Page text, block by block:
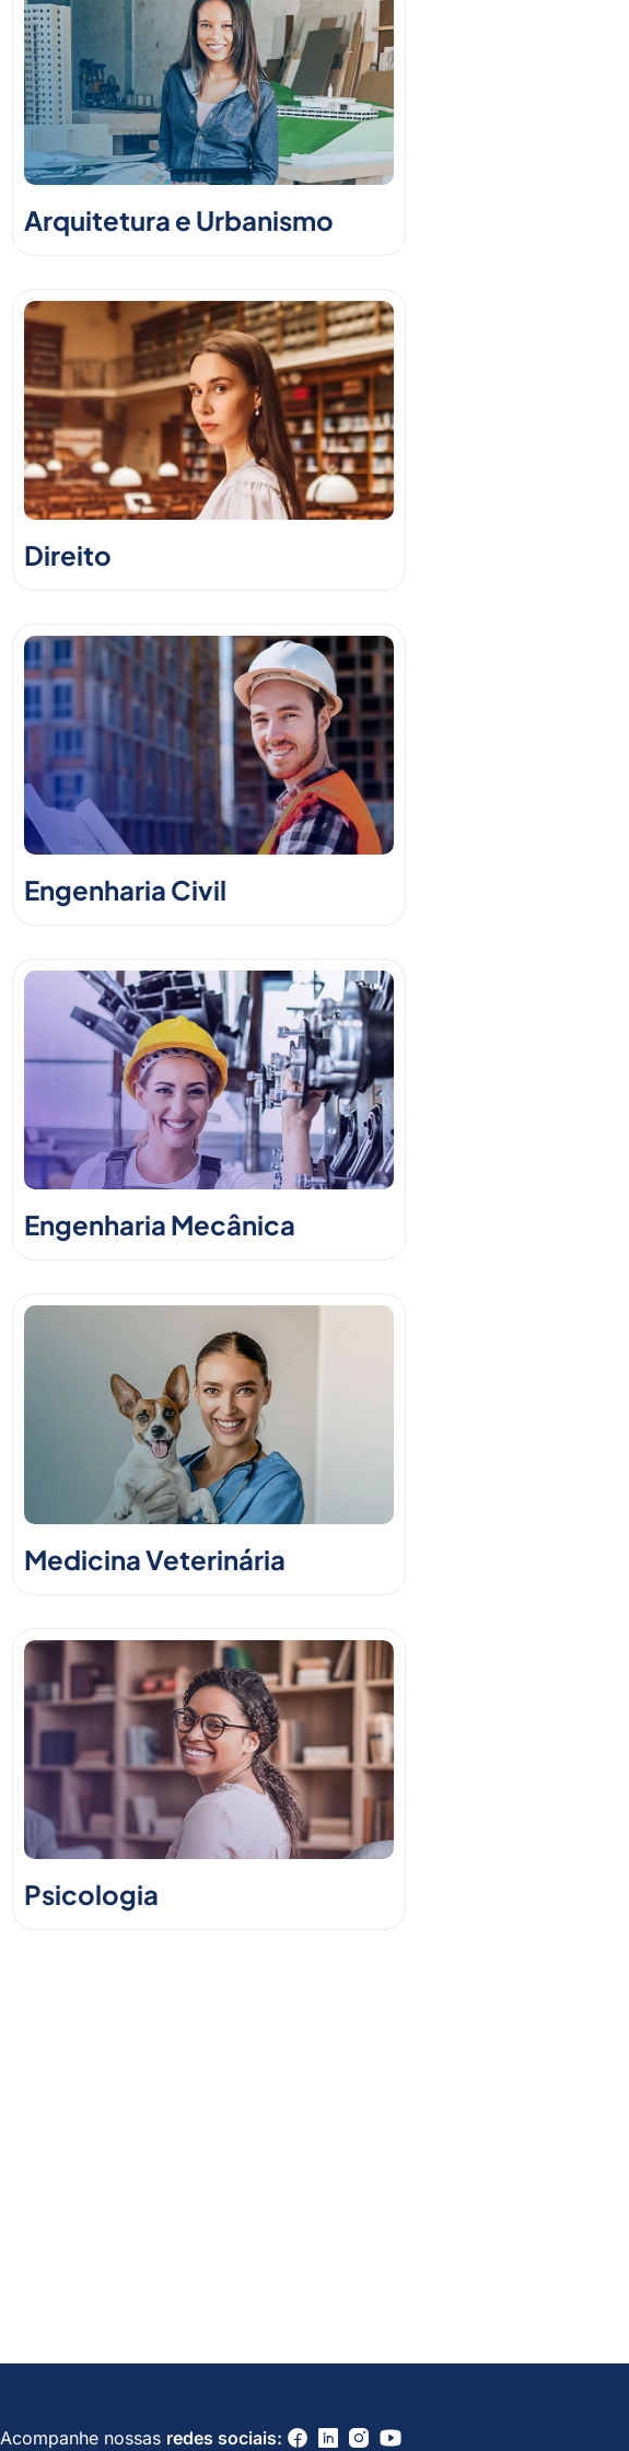
Arquitetura e Urbanismo
Direito
Engenharia Civil
Engenharia Mecânica
Medicina Veterinária
Psicologia
Acompanhe nossas redes sociais: